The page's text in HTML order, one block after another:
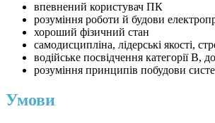
впевнений користувач ПК
розуміння роботи й будови
хороший фізичний стан
самодисципліна, лідерські якості,
водійське посвідчення категорії В,
розуміння принципів побудови
Умови